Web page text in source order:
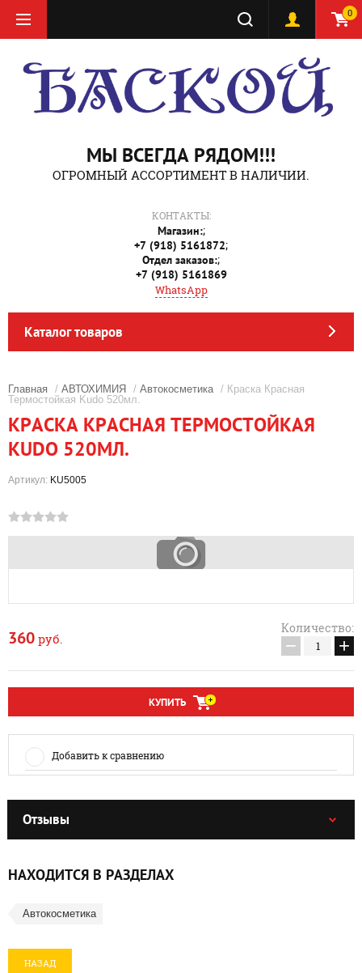
0
МЫ ВСЕГДА РЯДОМ!!!
ОГРОМНЫЙ АССОРТИМЕНТ В НАЛИЧИИ.
КОНТАКТЫ:
Магазин:;
+7 (918) 5161872;
Отдел заказов:;
+7 (918) 5161869
WhatsApp
Каталог товаров
Главная / АВТОХИМИЯ / Автокосметика / Краска Красная
Термостойкая Kudo 520мл.
КРАСКА КРАСНАЯ ТЕРМОСТОЙКАЯ
KUDO 520МЛ.
Артикул: KU5005
360 руб.
Количество:
− +
КУПИТЬ
Добавить к сравнению
Отзывы
НАХОДИТСЯ В РАЗДЕЛАХ
Автокосметика
НАЗАД